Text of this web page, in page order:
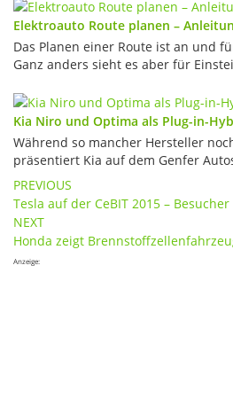
Elektroauto Route planen –
Das Planen einer Route ist an und
Ganz anders sieht es aber für
Kia Niro und Optima als Plug-in-
Während so mancher Hersteller
präsentiert Kia auf dem Genfer
Post
navigation
PREVIOUS
Tesla auf der CeBIT 2015 –
NEXT
Honda zeigt
Anzeige: